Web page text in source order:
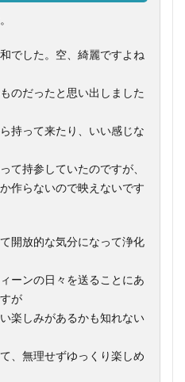
でした。空、綺麗ですよね
のだったと思い出しました
持って来たり、いい感じな
て持参していたのですが、
作らないので映えないです
開放的な気分になって浄化
ーンの日々を送ることにあ
が
楽しみがあるかも知れない
、無理せずゆっくり楽しめ